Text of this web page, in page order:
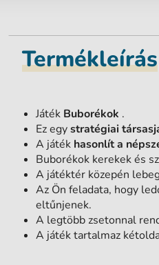
Termékleírás
Játék Buborékok .
Ez egystratégiai
A játék hasonlít a
Buborékok kerekek és
A játéktér közepén
Az Ön feladata, hogy
eltűnjenek.
A legtöbb zsetonnal
A játék tartalmaz